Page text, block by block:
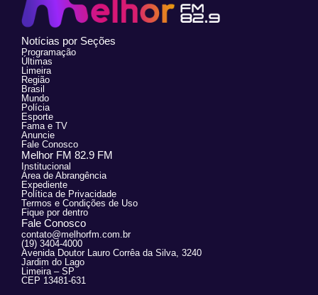
Notícias por Seções
Programação
Últimas
Limeira
Região
Brasil
Mundo
Polícia
Esporte
Fama e TV
Anuncie
Fale Conosco
Melhor FM 82.9 FM
Institucional
Área de Abrangência
Expediente
Política de Privacidade
Termos e Condições de Uso
Fique por dentro
Fale Conosco
contato@melhorfm.com.br
(19) 3404-4000
Avenida Doutor Lauro Corrêa da Silva, 3240
Jardim do Lago
Limeira – SP
CEP 13481-631